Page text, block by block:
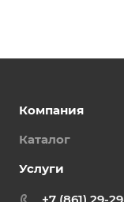
Компания
Каталог
Услуги